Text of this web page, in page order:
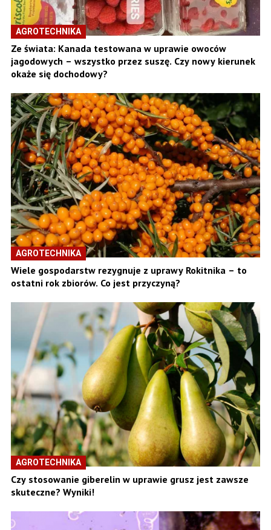
AGROTECHNIKA
Ze świata: Kanada testowana w uprawie owoców
jagodowych – wszystko przez suszę. Czy nowy kierunek
okaże się dochodowy?
AGROTECHNIKA
Wiele gospodarstw rezygnuje z uprawy Rokitnika – to
ostatni rok zbiorów. Co jest przyczyną?
AGROTECHNIKA
Czy stosowanie giberelin w uprawie grusz jest zawsze
skuteczne? Wyniki!